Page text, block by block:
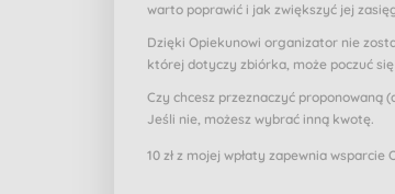
warto poprawić i jak zwiększyć jej
Dzięki Opiekunowi organizator nie
której dotyczy zbiórka, może poczuć
Czy chcesz przeznaczyć proponowaną
Jeśli nie, możesz wybrać inną kwotę.
10 zł z mojej wpłaty zapewnia wsparcie